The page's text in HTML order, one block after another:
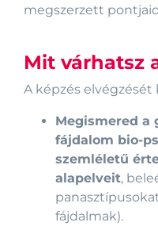
megszerzett
Mit várhatsz
A képzés elvégzését
Megismered a
fájdalom bio-
szemléletű
alapelveit,
fájdalmak).